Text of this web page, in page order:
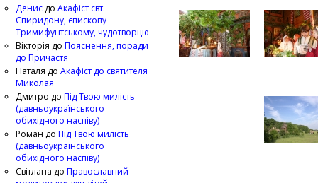
Денис до Акафіст свт.
Спиридону, єпископу
Тримифунтському, чудотворцю
Вікторія до Пояснення, поради
до Причастя
Наталя до Акафіст до святителя
Миколая
Дмитро до Під Твою милість
(давньоукраїнського
обихідного наспіву)
Роман до Під Твою милість
(давньоукраїнського
обихідного наспіву)
Світлана до Православний